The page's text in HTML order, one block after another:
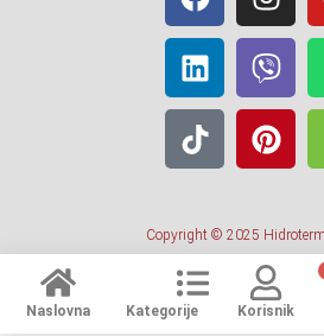
Copyright © 2025
Naslovna Kategorije Korisnik